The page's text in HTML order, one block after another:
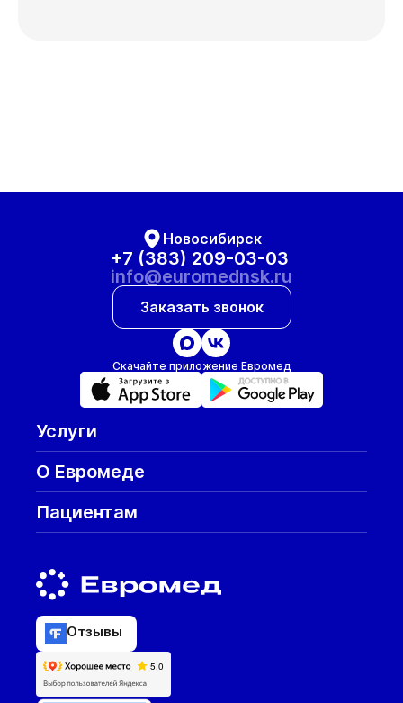
Новосибирск
+7 (383) 209-03-03
info@euromednsk.ru
Заказать звонок
Скачайте приложение Евромед
Услуги
О Евромеде
Пациентам
Отзывы